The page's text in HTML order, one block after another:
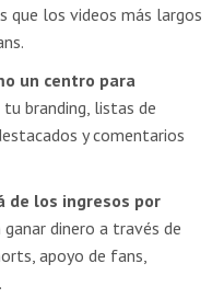
que los videos más largos
un centro para
branding, listas de
y comentarios
de los ingresos por
dinero a través de
apoyo de fans,